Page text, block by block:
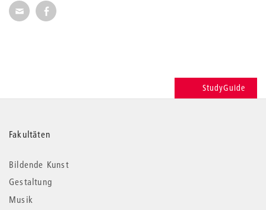
Seite per E-Mail weiterempfehlen
Seite auf Facebook weiterempfehlen
StudyGuide
Weitere
Informationen
Fakultäten
Bildende Kunst
Gestaltung
Musik